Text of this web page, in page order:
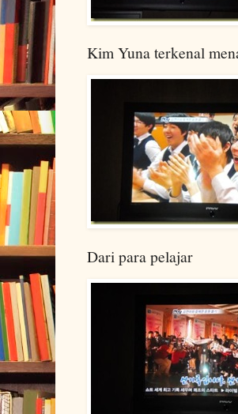
Kim Yuna terkenal
Dari para pelajar